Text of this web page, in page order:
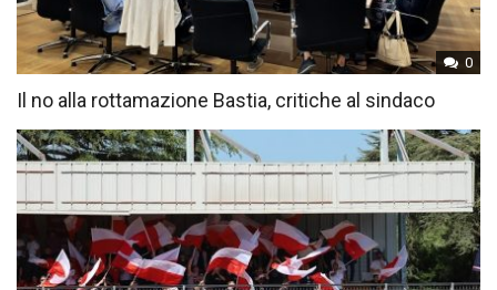
0
Il no alla rottamazione Bastia, critiche al sindaco